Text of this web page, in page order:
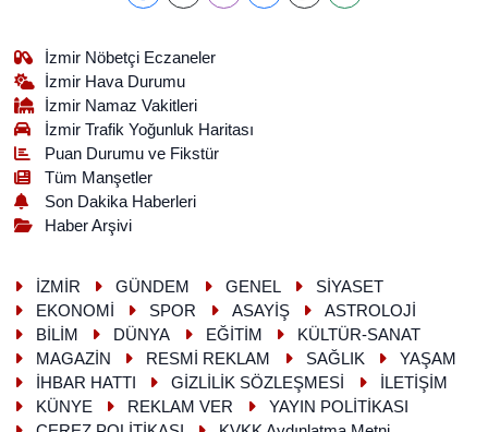
İzmir Nöbetçi Eczaneler
İzmir Hava Durumu
İzmir Namaz Vakitleri
İzmir Trafik Yoğunluk Haritası
Puan Durumu ve Fikstür
Tüm Manşetler
Son Dakika Haberleri
Haber Arşivi
İZMİR GÜNDEM GENEL
SİYASET
EKONOMİ
SPOR ASAYİŞ
ASTROLOJİ
BİLİM
DÜNYA EĞİTİM
KÜLTÜR-SANAT
MAGAZİN
RESMİ REKLAM SAĞLIK
YAŞAM
İHBAR HATTI
GİZLİLİK SÖZLEŞMESİ
İLETİŞİM
KÜNYE
REKLAM VER
YAYIN POLİTİKASI